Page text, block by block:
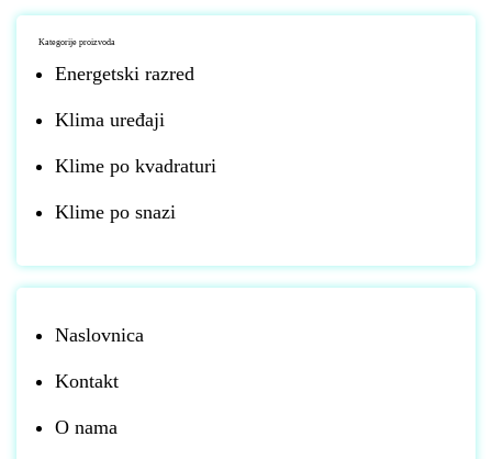
Kategorije proizvoda
Energetski razred
Klima uređaji
Klime po kvadraturi
Klime po snazi
Naslovnica
Kontakt
O nama